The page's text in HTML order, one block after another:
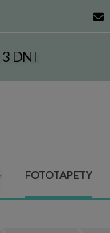
DNI
FOTOTAPETY